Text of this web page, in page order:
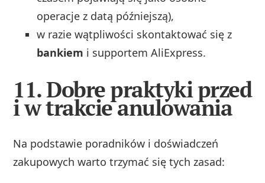
operacje z datą późniejszą),
w razie wątpliwości skontaktować się z
bankiem i supportem AliExpress.
11. Dobre praktyki przed
i w trakcie anulowania
Na podstawie poradników i doświadczeń
zakupowych warto trzymać się tych zasad: